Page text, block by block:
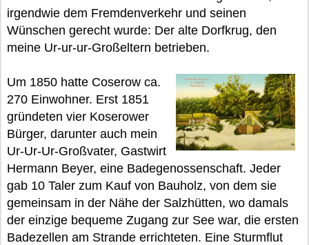
irgendwie dem Fremdenverkehr und seinen
Wünschen gerecht wurde: Der alte Dorfkrug, den
meine Ur-ur-ur-Großeltern betrieben.
Um 1850 hatte Coserow ca.
270 Einwohner. Erst 1851
gründeten vier Koserower
Bürger, darunter auch mein
Ur-Ur-Ur-Großvater, Gastwirt
Hermann Beyer, eine Badegenossenschaft. Jeder
gab 10 Taler zum Kauf von Bauholz, von dem sie
gemeinsam in der Nähe der Salzhütten, wo damals
der einzige bequeme Zugang zur See war, die ersten
Badezellen am Strande errichteten. Eine Sturmflut